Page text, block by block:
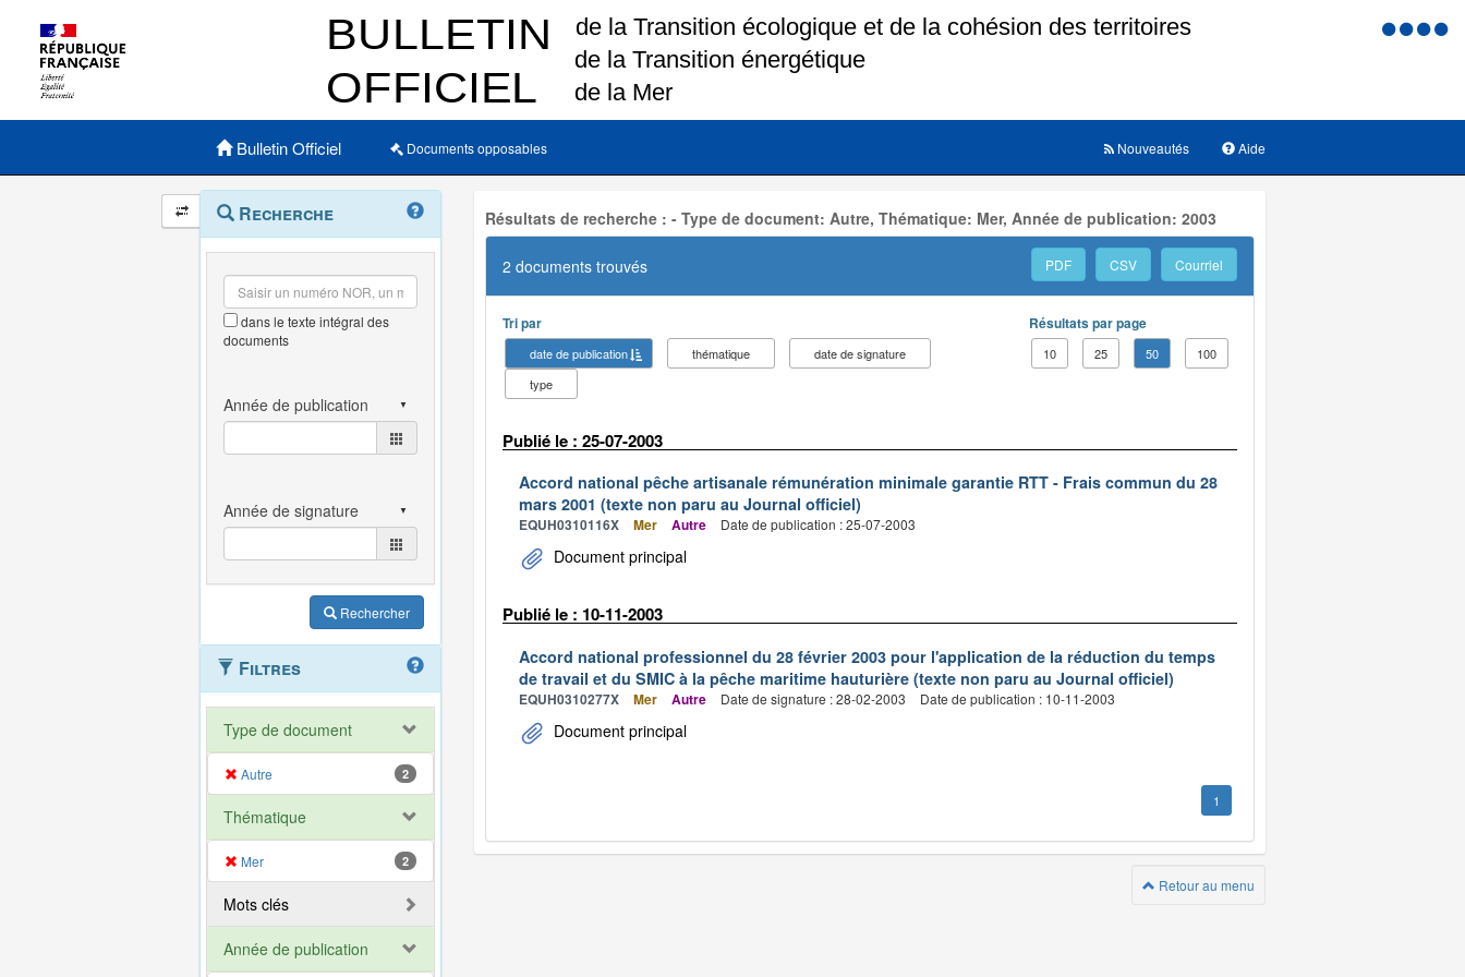
Menu
Menu principal
Bulletin Officiel Documents opposables Aide
Nouveautés
Navigation
et
outils
annexes
Menu
contextuel
Recherche
dans le texte intégral des
documents
Rechercher
Filtres
Type de document
Autre 2
Thématique
Mer 2
Mots clés
Année de publication
Résultats de recherche : - Type de document: Autre, Thématique: Mer, Année de publication: 2003
2 documents trouvés PDF CSV Courriel
Tri par
date de publication thématique
date de signature
type
Résultats par page
10 25 50 100
Publié le : 25-07-2003
Accord national pêche artisanale rémunération minimale garantie RTT - Frais commun du 28
mars 2001 (texte non paru au Journal officiel)
EQUH0310116X Mer Autre Date de publication : 25-07-2003
Document principal
Publié le : 10-11-2003
Accord national professionnel du 28 février 2003 pour l'application de la réduction du temps
de travail et du SMIC à la pêche maritime hauturière (texte non paru au Journal officiel)
EQUH0310277X Mer Autre Date de signature : 28-02-2003 Date de publication : 10-11-2003
Document principal
1
Retour au menu